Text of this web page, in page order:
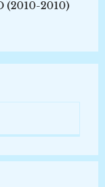
(2010-2010)